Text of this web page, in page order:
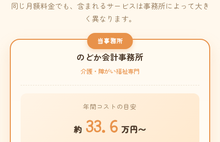
同じ月額料金でも、含まれるサービスは事務所によって大き
く異なります。
当事務所
のどか会計事務所
介護・障がい福祉専門
年間コストの目安
約 33.6 万円〜